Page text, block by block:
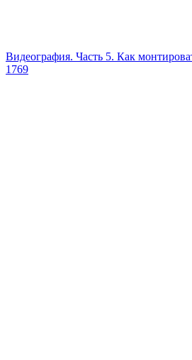
Видеография. Часть 5. Как
1769